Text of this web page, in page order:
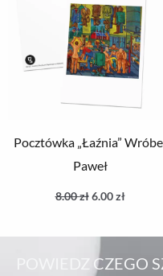
Pocztówka „Łaźnia”
Paweł
8.00zł 6.00zł
POWIEDZ CZEGO